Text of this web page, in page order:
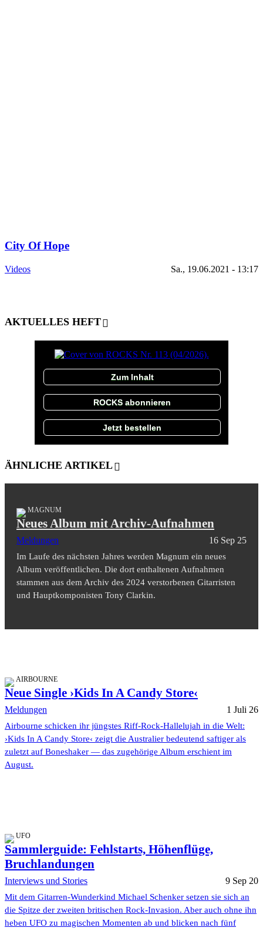
City Of Hope
Videos Sa., 19.06.2021 - 13:17
AKTUELLES HEFT
Zum Inhalt
ROCKS abonnieren
Jetzt bestellen
ÄHNLICHE ARTIKEL
MAGNUM
Neues Album mit Archiv-Aufnahmen
Meldungen 16 Sep 25
Im Laufe des nächsten Jahres werden Magnum ein neues
Album veröffentlichen. Die dort enthaltenen Aufnahmen
stammen aus dem Archiv des 2024 verstorbenen Gitarristen
und Hauptkomponisten Tony Clarkin.
AIRBOURNE
Neue Single ›Kids In A Candy Store‹
Meldungen 1 Juli 26
Airbourne schicken ihr jüngstes Riff-Rock-Hallelujah in die Welt:
›Kids In A Candy Store‹ zeigt die Australier bedeutend saftiger als
zuletzt auf Boneshaker — das zugehörige Album erschient im
August.
UFO
Sammlerguide: Fehlstarts, Höhenflüge,
Bruchlandungen
Interviews und Stories 9 Sep 20
Mit dem Gitarren-Wunderkind Michael Schenker setzen sie sich an
die Spitze der zweiten britischen Rock-Invasion. Aber auch ohne ihn
heben UFO zu magischen Momenten ab und blicken nach fünf